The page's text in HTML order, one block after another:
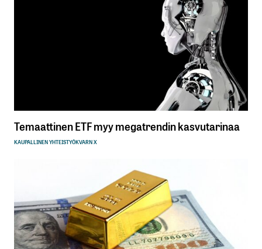
Temaattinen ETF myy megatrendin kasvutarinaa
KAUPALLINEN YHTEISTYÖKVARN X